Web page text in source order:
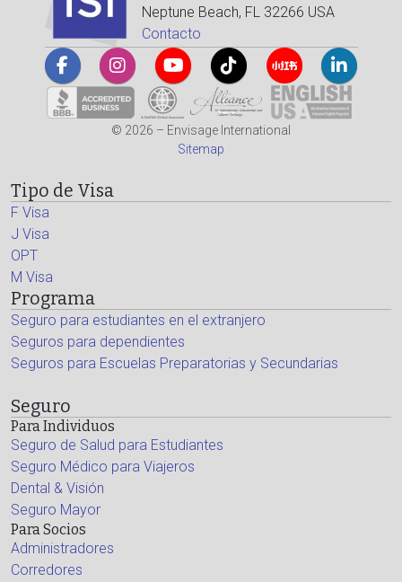
Neptune Beach, FL 32266 USA
Contacto
© 2026 – Envisage International
Sitemap
Tipo de Visa
F Visa
J Visa
OPT
M Visa
Programa
Seguro para estudiantes en el extranjero
Seguros para dependientes
Seguros para Escuelas Preparatorias y Secundarias
Seguro
Para Individuos
Seguro de Salud para Estudiantes
Seguro Médico para Viajeros
Dental & Visión
Seguro Mayor
Para Socios
Administradores
Corredores